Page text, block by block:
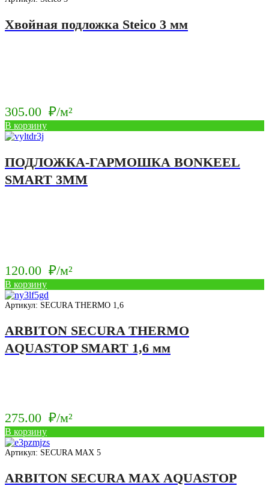
Хвойная подложка Steico 3 мм
305.00 ₽/м²
В корзину
ПОДЛОЖКА-ГАРМОШКА BONKEEL
SMART 3ММ
120.00 ₽/м²
В корзину
Артикул: SECURA THERMO 1,6
ARBITON SECURA THERMO
AQUASTOP SMART 1,6 мм
275.00 ₽/м²
В корзину
Артикул: SECURA MAX 5
ARBITON SECURA MAX AQUASTOP